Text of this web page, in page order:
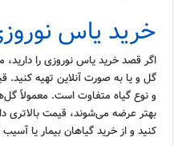
خرید یاس
اگر قصد خرید یاس نوروزی را دارید،
گل و یا به صورت آنلاین تهیه کنید.
و نوع گیاه متفاوت است. معمولاً
بهتر عرضه می‌شوند، قیمت بالاتری
کنید و از خرید گیاهان بیمار یا